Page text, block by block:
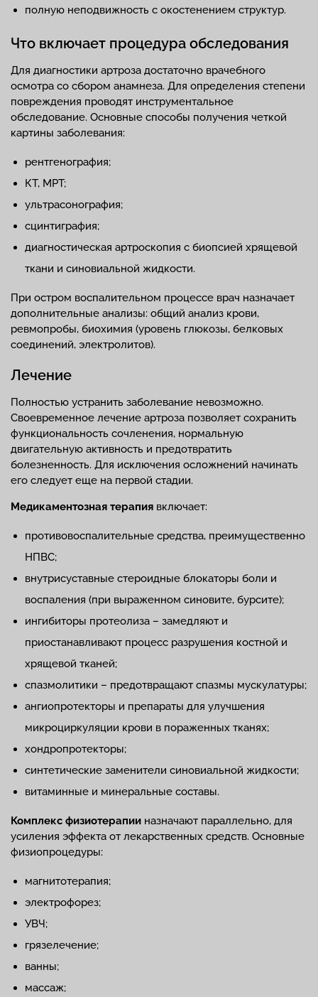
полную неподвижность с окостенением структур.
Что включает процедура обследования
Для диагностики артроза достаточно врачебного
осмотра со сбором анамнеза. Для определения степени
повреждения проводят инструментальное
обследование. Основные способы получения четкой
картины заболевания:
рентгенография;
КТ, МРТ;
ультрасонография;
сцинтиграфия;
диагностическая артроскопия с биопсией хрящевой
ткани и синовиальной жидкости.
При остром воспалительном процессе врач назначает
дополнительные анализы: общий анализ крови,
ревмопробы, биохимия (уровень глюкозы, белковых
соединений, электролитов).
Лечение
Полностью устранить заболевание невозможно.
Своевременное лечение артроза позволяет сохранить
функциональность сочленения, нормальную
двигательную активность и предотвратить
болезненность. Для исключения осложнений начинать
его следует еще на первой стадии.
Медикаментозная терапия включает:
противовоспалительные средства, преимущественно
НПВС;
внутрисуставные стероидные блокаторы боли и
воспаления (при выраженном синовите, бурсите);
ингибиторы протеолиза – замедляют и
приостанавливают процесс разрушения костной и
хрящевой тканей;
спазмолитики – предотвращают спазмы мускулатуры;
ангиопротекторы и препараты для улучшения
микроциркуляции крови в пораженных тканях;
хондропротекторы;
синтетические заменители синовиальной жидкости;
витаминные и минеральные составы.
Комплекс физиотерапии назначают параллельно, для
усиления эффекта от лекарственных средств. Основные
физиопроцедуры:
магнитотерапия;
электрофорез;
УВЧ;
грязелечение;
ванны;
массаж;